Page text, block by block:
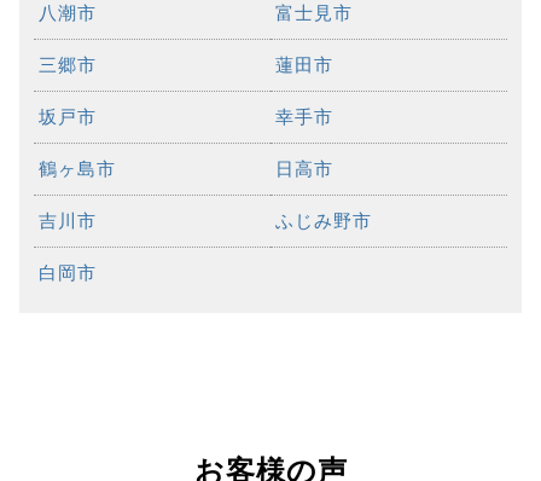
八潮市 富士見市
三郷市 蓮田市
坂戸市 幸手市
鶴ヶ島市 日高市
吉川市 ふじみ野市
白岡市
お客様の声